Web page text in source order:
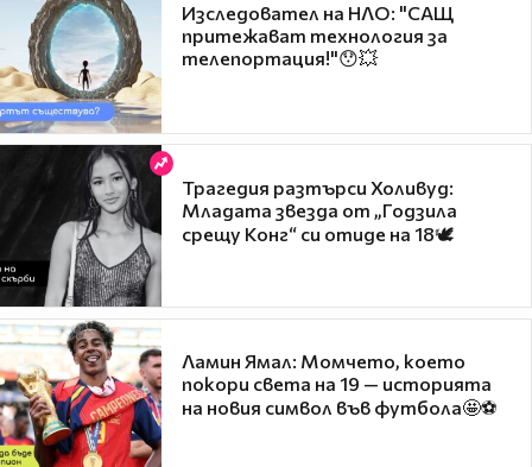
Изследовател на НЛО: "САЩ
притежават технология за
телепортация!"😯💥
Трагедия разтърси Холивуд:
Младата звезда от „Годзила
срещу Конг“ си отиде на 18🕊️
Ламин Ямал: Момчето, което
покори света на 19 — историята
на новия символ във футбола🤩⚽